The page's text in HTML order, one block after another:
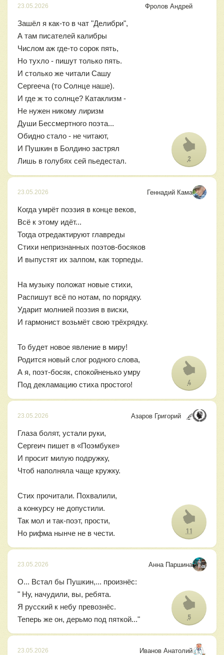
23.05.2026 Фролов Андрей
Зашёл я как-то в чат "Делибри",
А там писателей калибры
Числом аж где-то сорок пять,
Но тухло - пишут только пять.
И столько же читали Сашу
Сергееча (то Солнце наше).
И где ж то солнце? Катаклизм -
Не нужен никому лиризм
Души Бессмертного поэта...
Обидно стало - не читают,
И Пушкин в Болдино застрял
Лишь в голубях сей пьедестал.
2
23.05.2026 Геннадий Кама
Когда умрёт поэзия в конце веков,
Всё к этому идёт...
Тогда отредактируют главреды
Стихи непризнанных поэтов-босяков
И выпустят их залпом, как торпеды.
На музыку положат новые стихи,
Распишут всё по нотам, по порядку.
Ударит молнией поэзия в виски,
И гармонист возьмёт свою трёхрядку.
То будет новое явление в миру!
Родится новый слог родного слова,
А я, поэт-босяк, спокойненько умру
Под декламацию стиха простого!
4
23.05.2026 Азаров Григорий
Глаза болят, устали руки,
Сергеич пишет в «Поэмбуке»
И просит милую подружку,
Чтоб наполняла чаще кружку.
Стих прочитали. Похвалили,
а конкурсу не допустили.
Так мол и так-поэт, прости,
Но рифма нынче не в чести.
11
23.05.2026 Анна Паршина
О... Встал бы Пушкин,... произнёс:
" Ну, начудили, вы, ребята.
Я русский к небу превознёс.
Теперь же он, дерьмо под пяткой..."
5
23.05.2026 Иванов Анатолий